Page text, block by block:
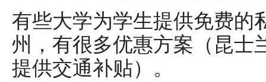
有些大学为学生提供免费的
州，有很多优惠方案（昆士
提供交通补贴）。